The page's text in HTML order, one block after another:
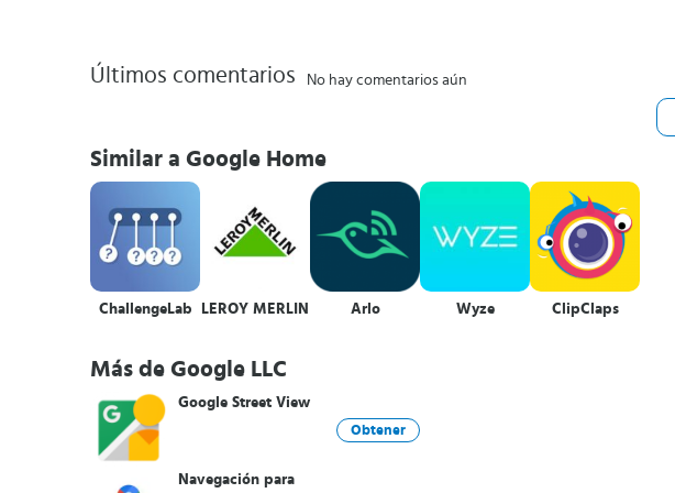
Últimos comentarios No hay comentarios aún
Similar a Google Home
ChallengeLab LEROY MERLIN Arlo Wyze ClipClaps
Más de Google LLC
Google Street View
Obtener
Navegación para